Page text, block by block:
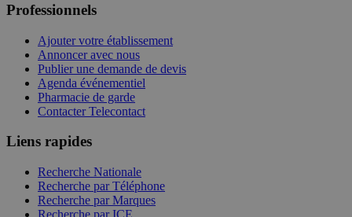
Professionnels
Ajouter votre établissement
Annoncer avec nous
Publier une demande de devis
Agenda événementiel
Pharmacie de garde
Contacter Telecontact
Liens rapides
Recherche Nationale
Recherche par Téléphone
Recherche par Marques
Recherche par ICE